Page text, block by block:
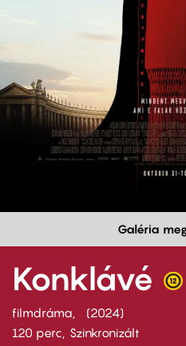
Galéria
Konklávé
filmdráma
2024
120 perc,
Szinkronizált